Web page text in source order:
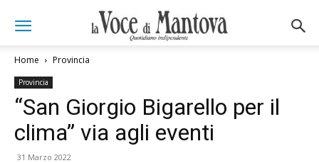
Home Provincia
Provincia
“San Giorgio Bigarello per il
clima” via agli eventi
31 Marzo 2022